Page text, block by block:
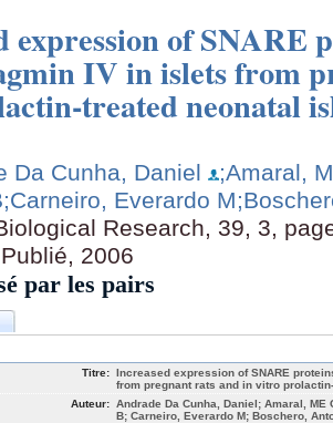
expression of SNARE
IV in islets from
treated neonatal
Da Cunha, Daniel
;Amaral,
;Carneiro, Everardo M
Research, 39, 3,
Publié, 2006
par les pairs
Titre: Increased expression of SNARE
from pregnant rats and in vitro
Auteur: Andrade Da Cunha, Daniel; Amaral, ME
B; Carneiro, Everardo M; Boschero,